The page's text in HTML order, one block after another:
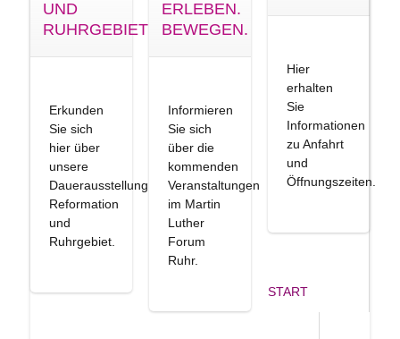
UND
RUHRGEBIET
Erkunden
Sie sich
hier über
unsere
Dauerausstellung
Reformation
und
Ruhrgebiet.
ERLEBEN.
BEWEGEN.
Informieren
Sie sich
über die
kommenden
Veranstaltungen
im Martin
Luther
Forum
Ruhr.
Hier
erhalten
Sie
Informationen
zu Anfahrt
und
Öffnungszeiten.
START